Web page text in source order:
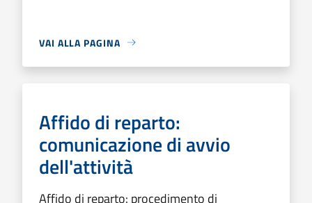
VAI ALLA PAGINA
Affido di reparto:
comunicazione di avvio
dell'attività
Affido di reparto: procedimento di